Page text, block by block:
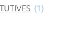
(1)